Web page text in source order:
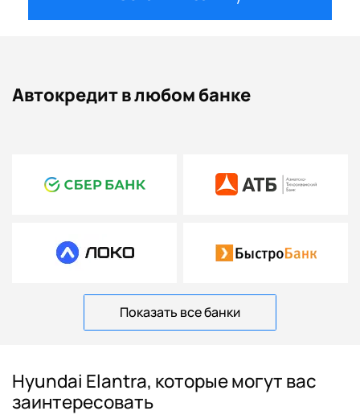
Автокредит в любом банке
Показать все банки
Hyundai Elantra, которые могут вас
заинтересовать